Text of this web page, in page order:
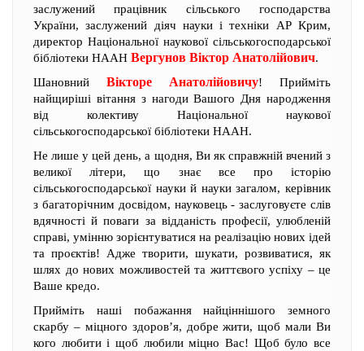
заслужений працівник сільського господарства
України, заслужений діяч науки і техніки АР Крим,
директор Національної наукової сільськогосподарської
бібліотеки НААН Вергунов Віктор Анатолійович.
Шановний Вікторе Анатолійовичу! Прийміть
найщиріші вітання з нагоди Вашого Дня народження
від колективу Національної наукової
сільськогосподарської бібліотеки НААН.
Не лише у цей день, а щодня, Ви як справжній вчений з
великої літери, що знає все про історію
сільськогосподарської науки й науки загалом, керівник
з багаторічним досвідом, науковець - заслуговуєте слів
вдячності й поваги за відданість професії, улюбленій
справі, умінню зорієнтуватися на реалізацію нових ідей
та проєктів! Адже творити, шукати, розвиватися, як
шлях до нових можливостей та життєвого успіху – це
Ваше кредо.
Прийміть наші побажання найціннішого земного
скарбу – міцного здоров’я, добре жити, щоб мали Ви
кого любити і щоб любили міцно Вас! Щоб було все